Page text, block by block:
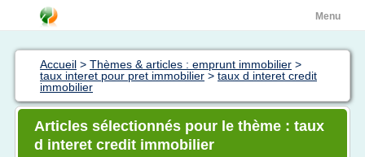
Menu
Accueil > Thèmes & articles : emprunt immobilier >
taux interet pour pret immobilier > taux d interet credit
immobilier
Articles sélectionnés pour le thème : taux
d interet credit immobilier